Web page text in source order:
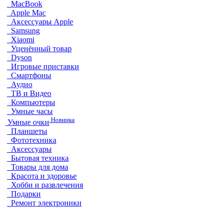
MacBook
Apple Mac
Аксессуары Apple
Samsung
Xiaomi
Уценённый товар
Dyson
Игровые приставки
Смартфоны
Аудио
ТВ и Видео
Компьютеры
Умные часы
Умные очки Новинка
Планшеты
Фототехника
Аксессуары
Бытовая техника
Товары для дома
Красота и здоровье
Хобби и развлечения
Подарки
Ремонт электроники